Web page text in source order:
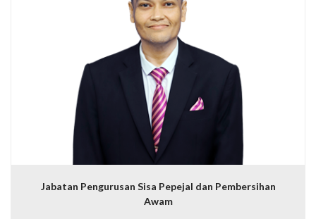
Jabatan Pengurusan Sisa Pepejal dan Pembersihan
Awam